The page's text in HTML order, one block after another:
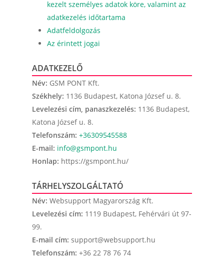
kezelt személyes adatok köre, valamint az
adatkezelés időtartama
Adatfeldolgozás
Az érintett jogai
ADATKEZELŐ
Név: GSM PONT Kft.
Székhely: 1136 Budapest, Katona József u. 8.
Levelezési cím, panaszkezelés: 1136 Budapest,
Katona József u. 8.
Telefonszám: +36309545588
E-mail: info@gsmpont.hu
Honlap: https://gsmpont.hu/
TÁRHELYSZOLGÁLTATÓ
Név: Websupport Magyarország Kft.
Levelezési cím: 1119 Budapest, Fehérvári út 97-
99.
E-mail cím: support@websupport.hu
Telefonszám: +36 22 78 76 74